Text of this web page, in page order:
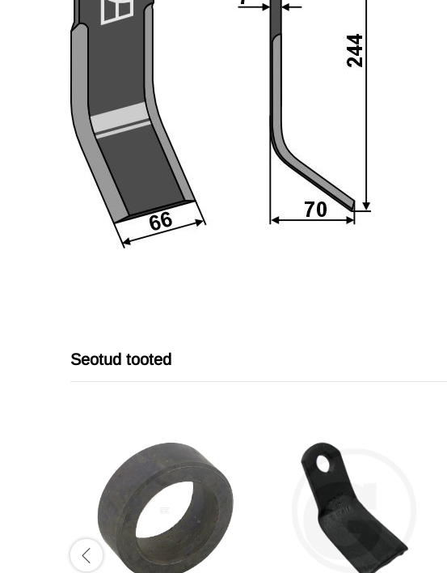
Seotud tooted